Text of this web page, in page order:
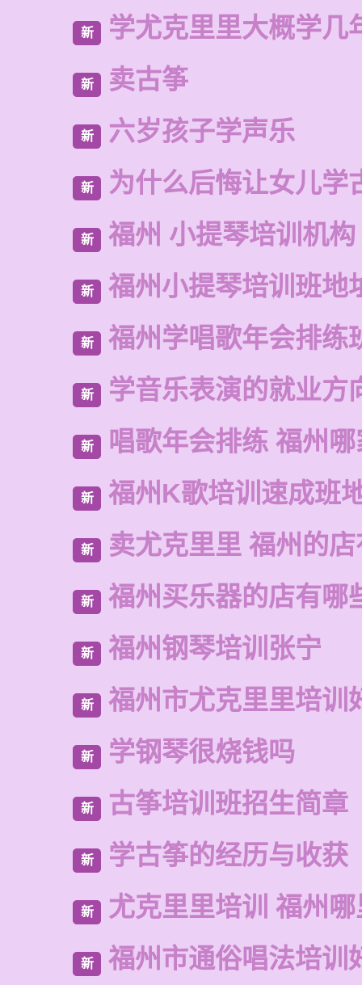
新 学尤克里里大概学几
新 卖古筝
新 六岁孩子学声乐
新 为什么后悔让女儿学
新 福州 小提琴培训机构
新 福州小提琴培训班地
新 福州学唱歌年会排练
新 学音乐表演的就业方
新 唱歌年会排练 福州
新 福州K歌培训速成班
新 卖尤克里里 福州的
新 福州买乐器的店有哪
新 福州钢琴培训张宁
新 福州市尤克里里培训
新 学钢琴很烧钱吗
新 古筝培训班招生简章
新 学古筝的经历与收获
新 尤克里里培训 福州
新 福州市通俗唱法培训